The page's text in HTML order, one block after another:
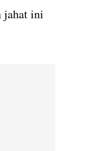
jahat ini